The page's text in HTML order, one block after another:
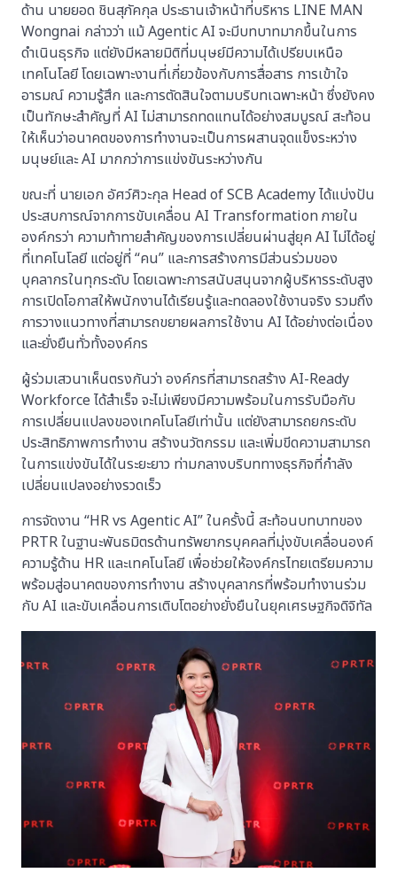
ด้าน นายยอด ชินสุภัคกุล ประธานเจ้าหน้าที่บริหาร LINE MAN
Wongnai กล่าวว่า แม้ Agentic AI จะมีบทบาทมากขึ้นในการ
ดำเนินธุรกิจ แต่ยังมีหลายมิติที่มนุษย์มีความได้เปรียบเหนือ
เทคโนโลยี โดยเฉพาะงานที่เกี่ยวข้องกับการสื่อสาร การเข้าใจ
อารมณ์ ความรู้สึก และการตัดสินใจตามบริบทเฉพาะหน้า ซึ่งยังคง
เป็นทักษะสำคัญที่ AI ไม่สามารถทดแทนได้อย่างสมบูรณ์ สะท้อน
ให้เห็นว่าอนาคตของการทำงานจะเป็นการผสานจุดแข็งระหว่าง
มนุษย์และ AI มากกว่าการแข่งขันระหว่างกัน
ขณะที่ นายเอก อัศว์ศิวะกุล Head of SCB Academy ได้แบ่งปัน
ประสบการณ์จากการขับเคลื่อน AI Transformation ภายใน
องค์กรว่า ความท้าทายสำคัญของการเปลี่ยนผ่านสู่ยุค AI ไม่ได้อยู่
ที่เทคโนโลยี แต่อยู่ที่ “คน” และการสร้างการมีส่วนร่วมของ
บุคลากรในทุกระดับ โดยเฉพาะการสนับสนุนจากผู้บริหารระดับสูง
การเปิดโอกาสให้พนักงานได้เรียนรู้และทดลองใช้งานจริง รวมถึง
การวางแนวทางที่สามารถขยายผลการใช้งาน AI ได้อย่างต่อเนื่อง
และยั่งยืนทั่วทั้งองค์กร
ผู้ร่วมเสวนาเห็นตรงกันว่า องค์กรที่สามารถสร้าง AI-Ready
Workforce ได้สำเร็จ จะไม่เพียงมีความพร้อมในการรับมือกับ
การเปลี่ยนแปลงของเทคโนโลยีเท่านั้น แต่ยังสามารถยกระดับ
ประสิทธิภาพการทำงาน สร้างนวัตกรรม และเพิ่มขีดความสามารถ
ในการแข่งขันได้ในระยะยาว ท่ามกลางบริบททางธุรกิจที่กำลัง
เปลี่ยนแปลงอย่างรวดเร็ว
การจัดงาน “HR vs Agentic AI” ในครั้งนี้ สะท้อนบทบาทของ
PRTR ในฐานะพันธมิตรด้านทรัพยากรบุคคลที่มุ่งขับเคลื่อนองค์
ความรู้ด้าน HR และเทคโนโลยี เพื่อช่วยให้องค์กรไทยเตรียมความ
พร้อมสู่อนาคตของการทำงาน สร้างบุคลากรที่พร้อมทำงานร่วม
กับ AI และขับเคลื่อนการเติบโตอย่างยั่งยืนในยุคเศรษฐกิจดิจิทัล